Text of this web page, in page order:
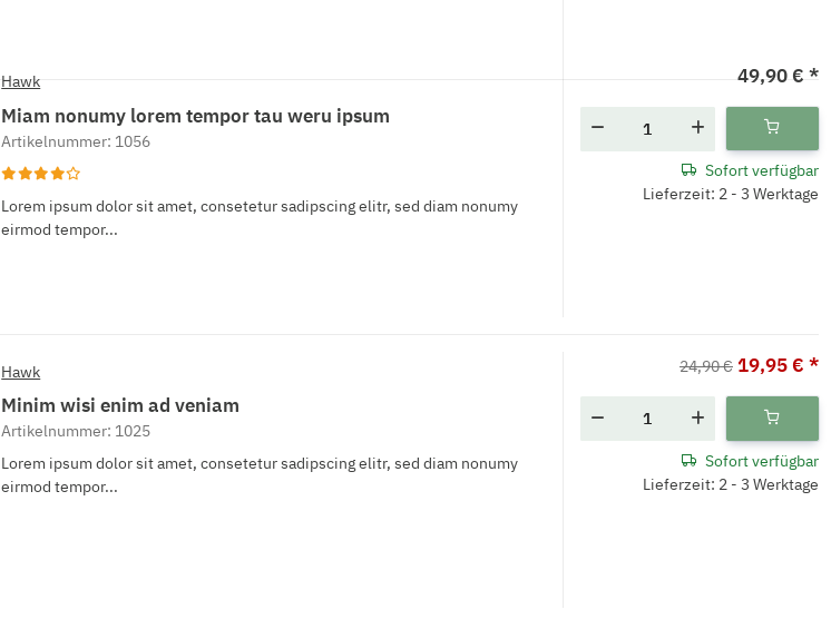
Hawk
Miam nonumy lorem tempor tau weru ipsum
Artikelnummer: 1056
Lorem ipsum dolor sit amet, consetetur sadipscing elitr, sed diam nonumy
eirmod tempor...
49,90 € *
Sofort verfügbar
Lieferzeit: 2 - 3 Werktage
Hawk
Minim wisi enim ad veniam
Artikelnummer: 1025
Lorem ipsum dolor sit amet, consetetur sadipscing elitr, sed diam nonumy
eirmod tempor...
24,90 € 19,95 € *
Sofort verfügbar
Lieferzeit: 2 - 3 Werktage